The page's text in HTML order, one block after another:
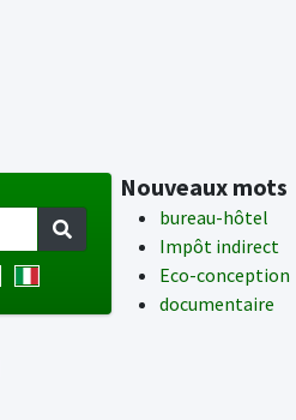
Nouveaux mots
bureau-hôtel
Impôt indirect
Eco-conception
documentaire